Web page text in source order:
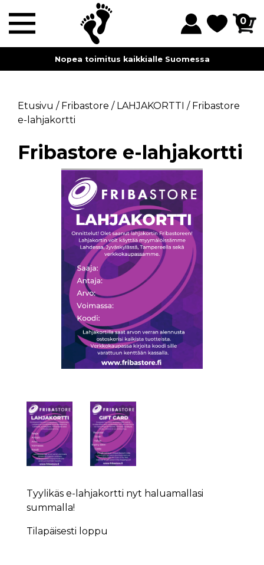
0
Nopea toimitus kaikkialle Suomessa
Etusivu / Fribastore / LAHJAKORTTI / Fribastore
e-lahjakortti
Fribastore e-lahjakortti
Tyylikäs e-lahjakortti nyt haluamallasi
summalla!
Tilapäisesti loppu